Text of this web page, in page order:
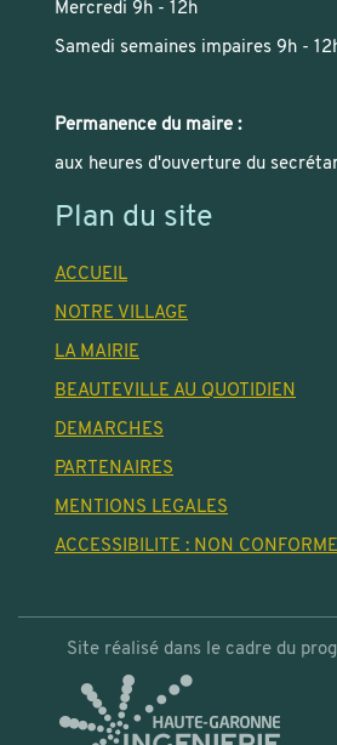
Mercredi 9h - 12h
Samedi semaines impaires 9h -
Permanence du maire :
aux heures d'ouverture du
Plan du site
ACCUEIL
NOTRE VILLAGE
LA MAIRIE
BEAUTEVILLE AU QUOTIDIEN
DEMARCHES
PARTENAIRES
MENTIONS LEGALES
ACCESSIBILITE : NON CONFORME
Site réalisé dans le cadre du